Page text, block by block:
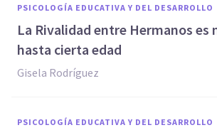
PSICOLOGÍA EDUCATIVA Y DEL DESARROLLO
La Rivalidad entre Hermanos es
hasta cierta edad
Gisela Rodríguez
PSICOLOGÍA EDUCATIVA Y DEL DESARROLLO